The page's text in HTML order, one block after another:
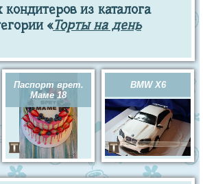
из каталога
«Торты на день
Паспорт врет.
Маме 18
BMW X6